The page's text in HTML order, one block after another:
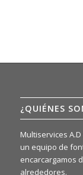
¿QUIÉNES
Multiservices
un equipo de
encarcargamos
alrededores.